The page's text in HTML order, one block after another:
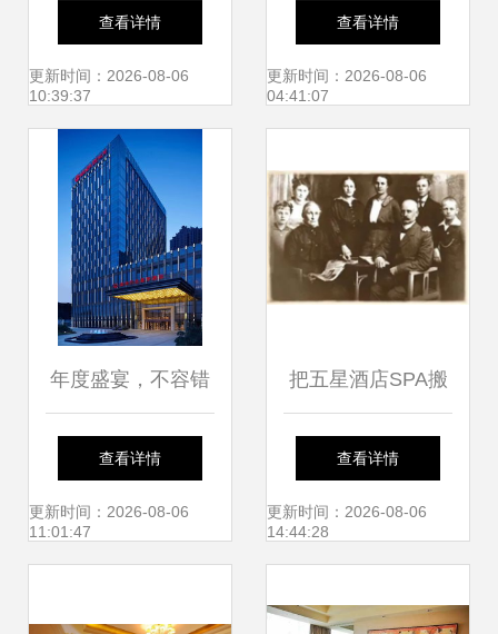
产之旅 五星酒店、
世界遗产与饕餮盛
宴
查看详情
更新时间：2026-08-06
10:39:37
与艺术的融合，打
造卓越旅居体验
查看详情
更新时间：2026-08-06
04:41:07
年度盛宴，不容错
过！漳州五星级酒
店自助大放送，90
查看详情
更新时间：2026-08-06
11:01:47
把五星酒店SPA搬
回家 香格里拉、华
尔道夫同款奢华护
查看详情
更新时间：2026-08-06
14:44:28